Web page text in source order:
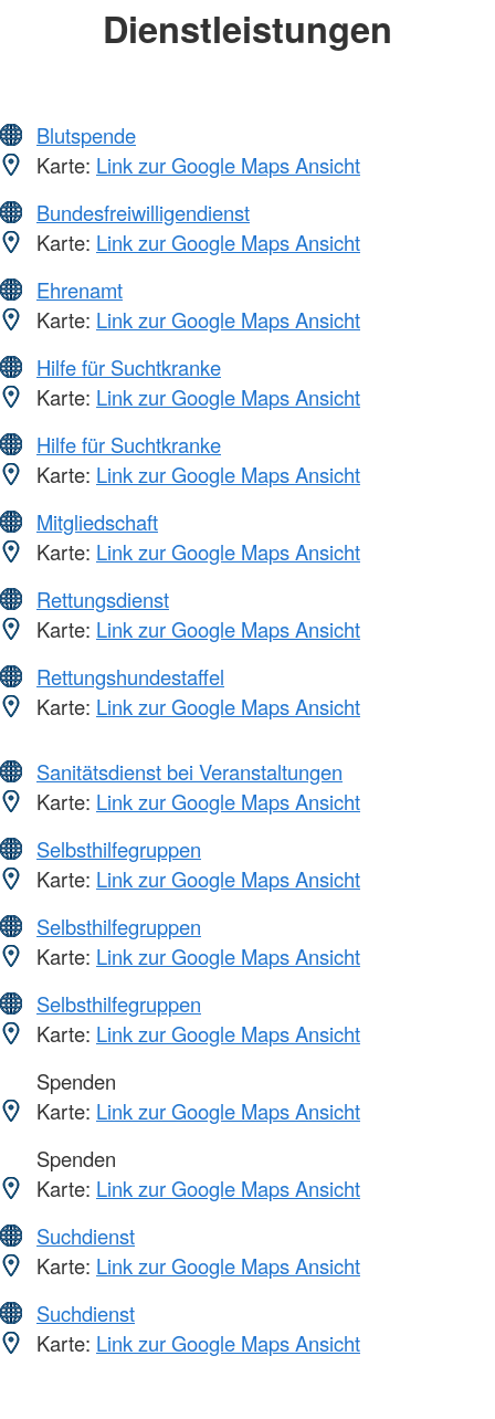
Dienstleistungen
Blutspende
Karte: Link zur Google Maps Ansicht
Bundesfreiwilligendienst
Karte: Link zur Google Maps Ansicht
Ehrenamt
Karte: Link zur Google Maps Ansicht
Hilfe für Suchtkranke
Karte: Link zur Google Maps Ansicht
Hilfe für Suchtkranke
Karte: Link zur Google Maps Ansicht
Mitgliedschaft
Karte: Link zur Google Maps Ansicht
Rettungsdienst
Karte: Link zur Google Maps Ansicht
Rettungshundestaffel
Karte: Link zur Google Maps Ansicht
Sanitätsdienst bei Veranstaltungen
Karte: Link zur Google Maps Ansicht
Selbsthilfegruppen
Karte: Link zur Google Maps Ansicht
Selbsthilfegruppen
Karte: Link zur Google Maps Ansicht
Selbsthilfegruppen
Karte: Link zur Google Maps Ansicht
Spenden
Karte: Link zur Google Maps Ansicht
Spenden
Karte: Link zur Google Maps Ansicht
Suchdienst
Karte: Link zur Google Maps Ansicht
Suchdienst
Karte: Link zur Google Maps Ansicht